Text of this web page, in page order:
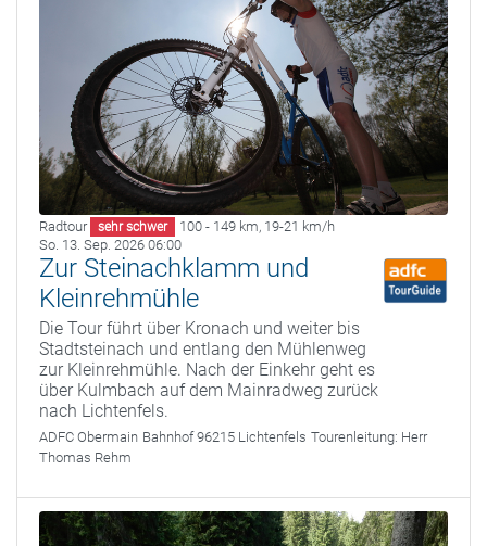
Radtour sehr schwer 100 - 149 km, 19-21 km/h
So. 13. Sep. 2026 06:00
Zur Steinachklamm und
Kleinrehmühle
Die Tour führt über Kronach und weiter bis
Stadtsteinach und entlang den Mühlenweg
zur Kleinrehmühle. Nach der Einkehr geht es
über Kulmbach auf dem Mainradweg zurück
nach Lichtenfels.
ADFC Obermain Bahnhof 96215 Lichtenfels Tourenleitung: Herr
Thomas Rehm